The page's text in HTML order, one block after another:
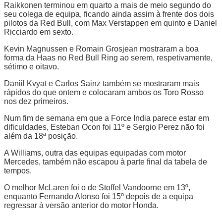
Raikkonen terminou em quarto a mais de meio segundo do
seu colega de equipa, ficando ainda assim à frente dos dois
pilotos da Red Bull, com Max Verstappen em quinto e Daniel
Ricciardo em sexto.
Kevin Magnussen e Romain Grosjean mostraram a boa
forma da Haas no Red Bull Ring ao serem, respetivamente,
sétimo e oitavo.
Daniil Kvyat e Carlos Sainz também se mostraram mais
rápidos do que ontem e colocaram ambos os Toro Rosso
nos dez primeiros.
Num fim de semana em que a Force India parece estar em
dificuldades, Esteban Ocon foi 11º e Sergio Perez não foi
além da 18ª posição.
A Williams, outra das equipas equipadas com motor
Mercedes, também não escapou à parte final da tabela de
tempos.
O melhor McLaren foi o de Stoffel Vandoorne em 13º,
enquanto Fernando Alonso foi 15º depois de a equipa
regressar à versão anterior do motor Honda.